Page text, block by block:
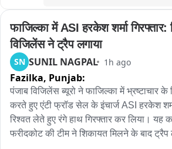
फाजिल्का में ASI हरकेश शर्मा
विजिलेंस ने ट्रैप लगाया
SN SUNIL NAGPAL 1h ago
Fazilka, Punjab:
पंजाब विजिलेंस ब्यूरो ने फाजिल्का में भ्रष्टाचार के
करते हुए एंटी फ्रॉड सेल के इंचार्ज ASI हरकेश
रिश्वत लेते हुए रंगे हाथ गिरफ्तार कर लिया। यह
फरीदकोट की टीम ने शिकायत मिलने के बाद ट्रैप